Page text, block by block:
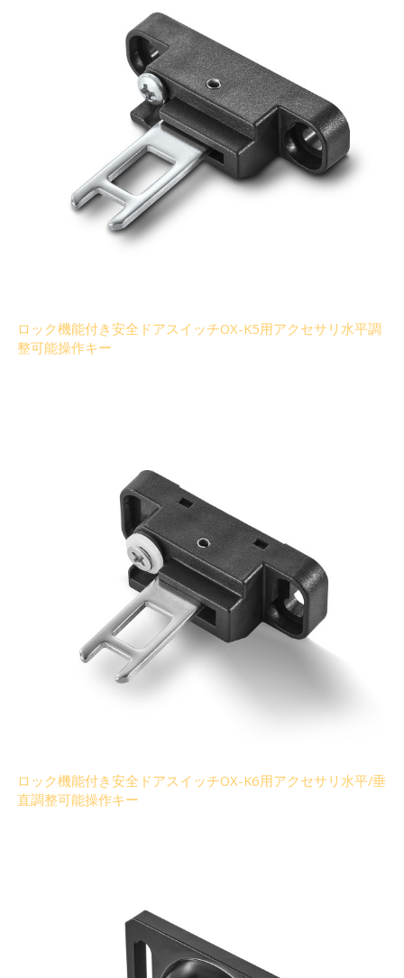
ロック機能付き安全ドアスイッチOX-K5用アクセサリ水平調
整可能操作キー
ロック機能付き安全ドアスイッチOX-K6用アクセサリ水平/垂
直調整可能操作キー